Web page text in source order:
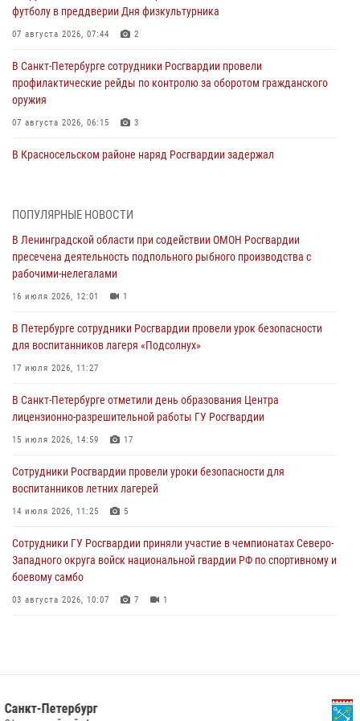
футболу в преддверии Дня физкультурника
07 августа 2026, 07:44 2
В Санкт-Петербурге сотрудники Росгвардии провели
профилактические рейды по контролю за оборотом гражданского
оружия
07 августа 2026, 06:15 3
В Красносельском районе наряд Росгвардии задержал
06 августа 2026, 13:39 1
В Центральном районе росгвардейцы оперативно задержали
хулигана, стрелявшего из пускового устройства рядом с жилыми
домами
06 августа 2026, 11:36
Сотрудники и военнослужащие Росгвардии обеспечили
правопорядок при проведении матча "Зенит" - "Балтика"
06 августа 2026, 07:30
В Выборгском районе наряд Росгвардии обнаружил
разыскиваемый преступный автотранспорт
05 августа 2026, 12:25 2
Петербургские росгвардейцы обнаружили объявленный в розыск
автомобиль, ранее использовавшийся при совершении кражи в
Ленобласти
ПОПУЛЯРНЫЕ НОВОСТИ
В Ленинградской области при содействии ОМОН Росгвардии
пресечена деятельность подпольного рыбного производства с
рабочими-нелегалами
16 июля 2026, 12:01 1
В Петербурге сотрудники Росгвардии провели урок безопасности
для воспитанников лагеря «Подсолнух»
17 июля 2026, 11:27
В Санкт-Петербурге отметили день образования Центра
лицензионно-разрешительной работы ГУ Росгвардии
15 июля 2026, 14:59 17
Сотрудники Росгвардии провели уроки безопасности для
воспитанников летних лагерей
14 июля 2026, 11:25 5
Сотрудники ГУ Росгвардии приняли участие в чемпионатах Северо-
Западного округа войск национальной гвардии РФ по спортивному и
боевому самбо
03 августа 2026, 10:07 7 1
В Красногвардейском районе росгвардейцы задержали хулигана,
Ленинградская область